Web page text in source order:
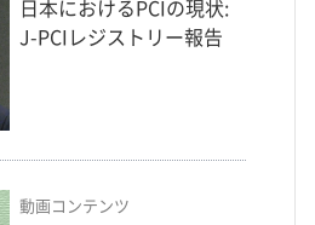
日本におけるPCIの現状:
J-PCIレジストリー報告
動画コンテンツ